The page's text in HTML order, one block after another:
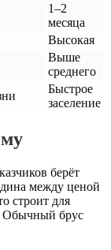
1–2
месяца
Высокая
Выше
среднего
Быстрое
заселение
берёт
между ценой
строит для
Обычный брус